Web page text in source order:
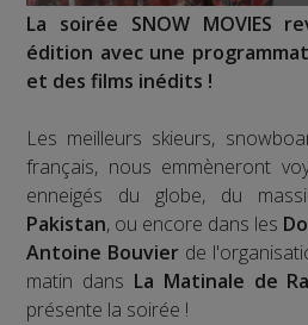
La soirée SNOW MOVIES
édition avec une
et des films inédits !
Les meilleurs skieurs,
français, nous emmèneront
enneigés du globe, du
Pakistan, ou encore dans les
Antoine Bouvier de
matin dans La Matinale de
présente la soirée !